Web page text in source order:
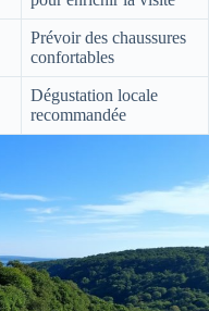
Prévoir des chaussures
confortables
Dégustation locale
recommandée